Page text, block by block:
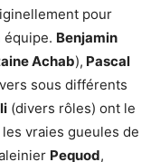
pour
équipe. Benjamin
Achab), Pascal
sous différents
(divers rôles) ont le
vraies gueules de
Pequod,